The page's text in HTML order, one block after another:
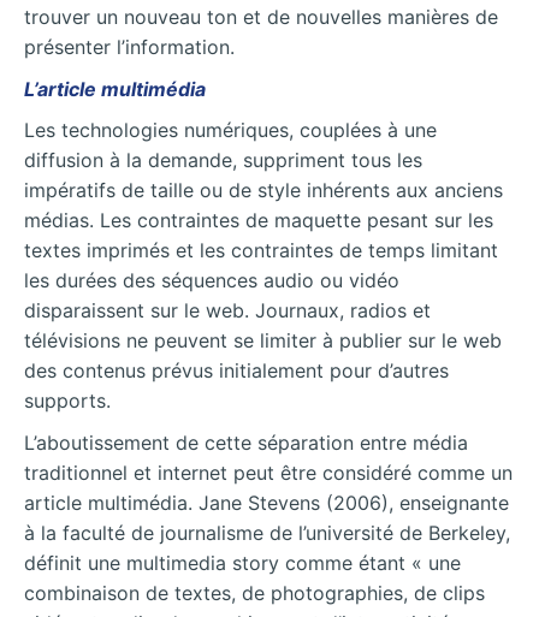
trouver un nouveau ton et de nouvelles manières de
présenter l’information.
L’article multimédia
Les technologies numériques, couplées à une
diffusion à la demande, suppriment tous les
impératifs de taille ou de style inhérents aux anciens
médias. Les contraintes de maquette pesant sur les
textes imprimés et les contraintes de temps limitant
les durées des séquences audio ou vidéo
disparaissent sur le web. Journaux, radios et
télévisions ne peuvent se limiter à publier sur le web
des contenus prévus initialement pour d’autres
supports.
L’aboutissement de cette séparation entre média
traditionnel et internet peut être considéré comme un
article multimédia. Jane Stevens (2006), enseignante
à la faculté de journalisme de l’université de Berkeley,
définit une multimedia story comme étant « une
combinaison de textes, de photographies, de clips